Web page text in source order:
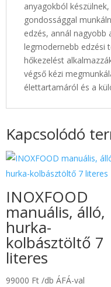
anyagokból
gondossággal
edzés, annál nagyobb
legmodernebb edzési
hőkezelést
végső kézi
élettartamáról és a
Kapcsolódó
INOXFOOD
manuális, álló,
hurka-
kolbásztöltő 7
literes
99000 Ft /db ÁFÁ-val